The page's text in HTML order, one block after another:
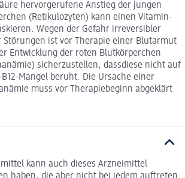
hervorgerufene Anstieg der jungen
(Retikulozyten) kann einen Vitamin-
Wegen der Gefahr irreversibler
Störungen ist vor Therapie einer Blutarmut
Entwicklung der roten Blutkörperchen
sicherzustellen, dassdiese nicht auf
Mangel beruht. Die Ursache einer
muss vor Therapiebeginn abgeklärt
kann auch dieses Arzneimittel
haben, die aber nicht bei jedem auftreten